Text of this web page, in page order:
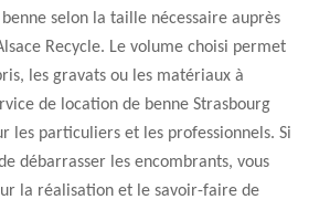
selon la taille nécessaire auprès
Recycle. Le volume choisi permet
les gravats ou les matériaux à
de location de benne Strasbourg
les particuliers et les professionnels. Si
débarrasser les encombrants, vous
la réalisation et le savoir-faire de